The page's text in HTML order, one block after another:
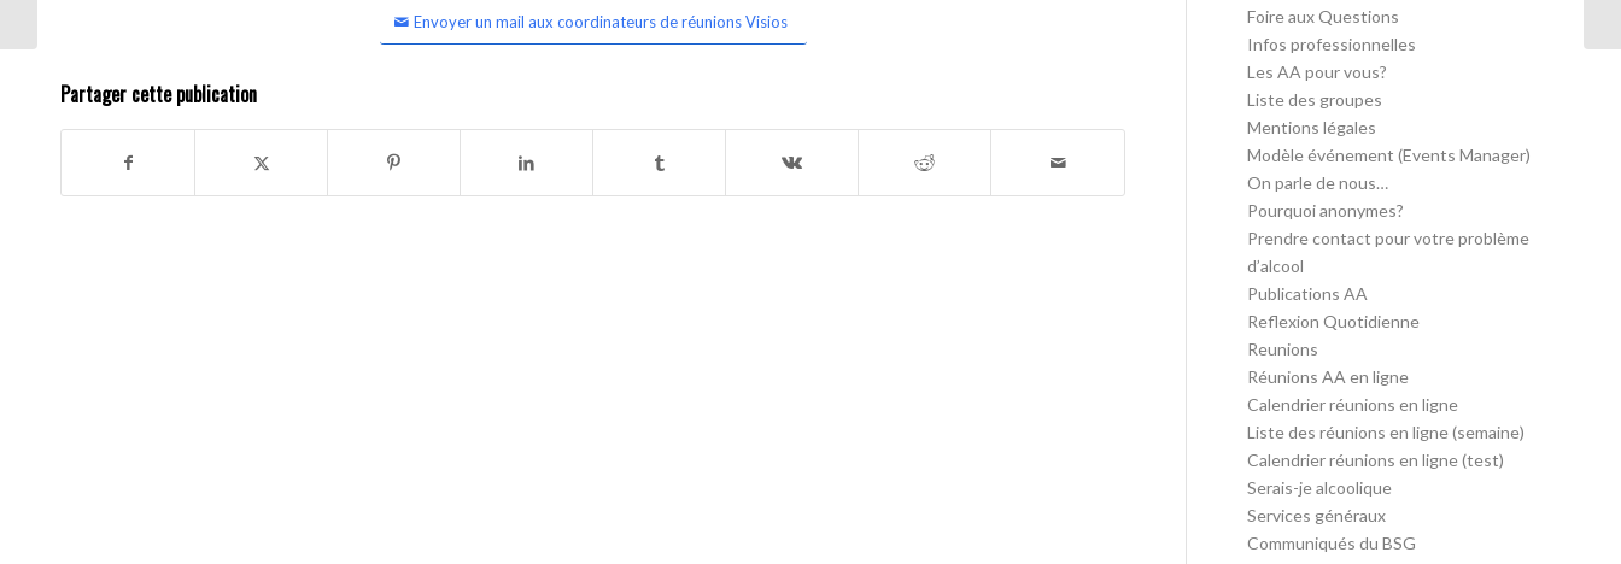
Envoyer un mail aux coordinateurs de réunions Visios
Partager cette publication
Foire aux Questions
Infos professionnelles
Les AA pour vous?
Liste des groupes
Mentions légales
Modèle événement (Events Manager)
On parle de nous…
Pourquoi anonymes?
Prendre contact pour votre problème
d’alcool
Publications AA
Reflexion Quotidienne
Reunions
Réunions AA en ligne
Calendrier réunions en ligne
Liste des réunions en ligne (semaine)
Calendrier réunions en ligne (test)
Serais-je alcoolique
Services généraux
Communiqués du BSG